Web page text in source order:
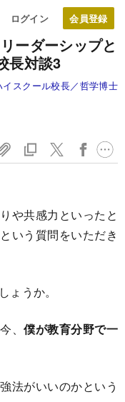
ログイン
ーダーシップと
長対談3
スクール校長／哲学博士
や共感力といったと
いう質問をいただき
うか。
、僕が教育分野で一
法がいいのかという